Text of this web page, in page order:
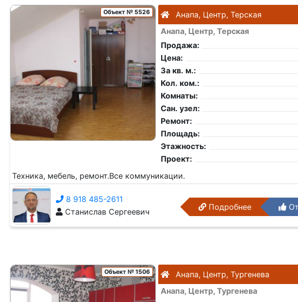
Объект № 5526
Анапа, Центр, Терская
Анапа, Центр, Терская
Продажа:
Цена:
За кв. м.:
Кол. ком.:
Комнаты:
Сан. узел:
Ремонт:
Площадь:
Этажность:
Проект:
Техника, мебель, ремонт.Все коммуникации.
8 918 485-2611
Станислав Сергеевич
Подробнее
Объект № 1506
Анапа, Центр, Тургенева
Анапа, Центр, Тургенева